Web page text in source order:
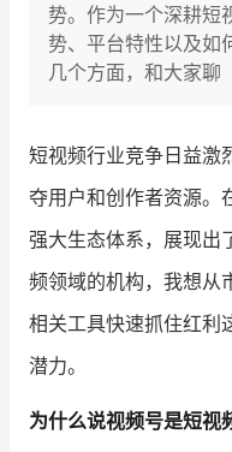
智库
产品更新动态
新零售资讯
培训课程
增长俱乐部
势。作为一个深耕短
势、平台特性以及如
几个方面，和大家聊
短视频行业竞争日益激
夺用户和创作者资源。
强大生态体系，展现出
频领域的机构，我想从
相关工具快速抓住红利
潜力。
为什么说视频号是短视